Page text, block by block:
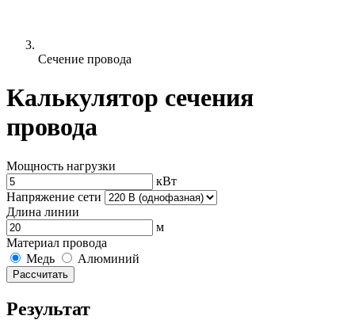
Сечение провода
Калькулятор сечения
провода
Мощность нагрузки
кВт
Напряжение сети
Длина линии
м
Материал провода
Медь
Алюминий
Рассчитать
Результат